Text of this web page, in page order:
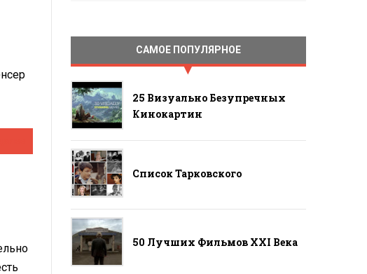
САМОЕ ПОПУЛЯРНОЕ
25 Визуально Безупречных
Кинокартин
Список Тарковского
50 Лучших Фильмов ХХI Века